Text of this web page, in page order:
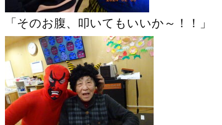
「そのお腹、叩いてもいいか～！！」